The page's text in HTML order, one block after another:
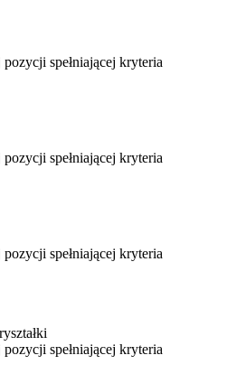
spełniającej kryteria
spełniającej kryteria
spełniającej kryteria
spełniającej kryteria